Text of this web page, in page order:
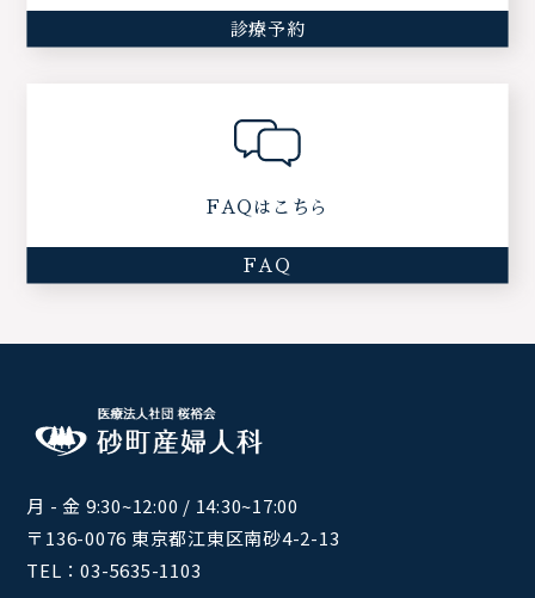
診療予約
FAQはこちら
FAQ
月 - 金 9:30~12:00 / 14:30~17:00
〒136-0076 東京都江東区南砂4-2-13
TEL：03-5635-1103